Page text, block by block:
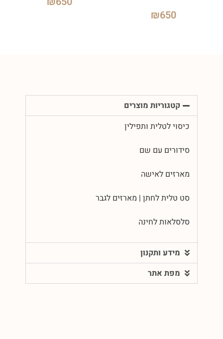
₪650
קטגוריות מוצרים
כיסוי לטלית ותפילין
סידורים עם שם
מארזים לאישה
סט טלית לחתן | מארזים לגבר
סלסלאות לחינה
מידע ותקנון
מפת אתר